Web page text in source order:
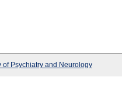
of Psychiatry and Neurology